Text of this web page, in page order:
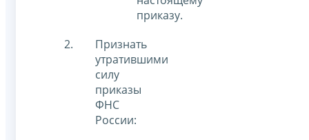
приказу.
Признать
утратившими
силу
приказы
ФНС
России: